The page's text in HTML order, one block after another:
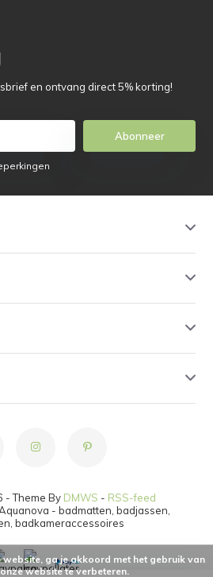
en ontvang direct 5% korting!
Abonneer
- Theme By DMWS - RSS-feed
- badmatten, badjassen,
badkameraccessoires
ga je akkoord met het gebruik van
website te verbeteren.